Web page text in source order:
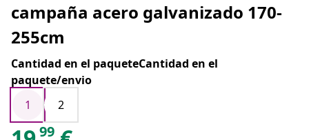
campaña acero galvanizado 170-
255cm
Cantidad en el paqueteCantidad en el
paquete/envio
1
2
99